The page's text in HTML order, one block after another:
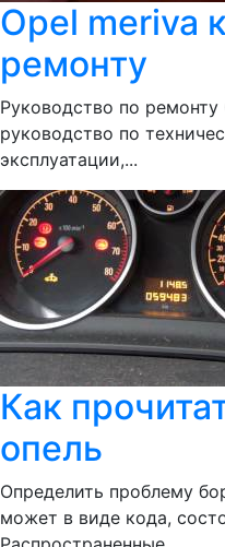
Opel meriva
ремонту
Руководство по
руководство по
эксплуатации,...
Как
опель
Определить проблему
может в виде кода,